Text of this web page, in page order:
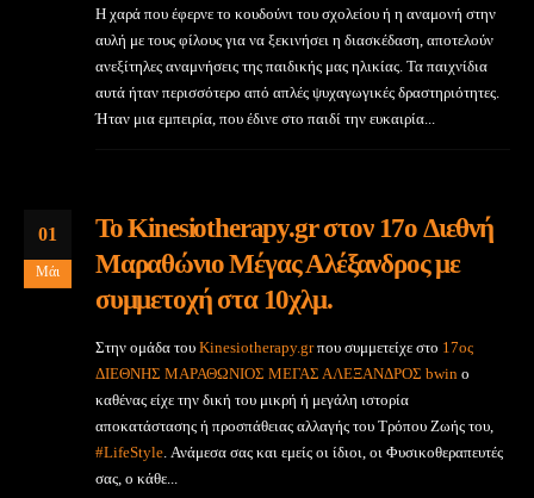
Η χαρά που έφερνε το κουδούνι του σχολείου ή η αναμονή στην
αυλή με τους φίλους για να ξεκινήσει η διασκέδαση, αποτελούν
ανεξίτηλες αναμνήσεις της παιδικής μας ηλικίας. Τα παιχνίδια
αυτά ήταν περισσότερο από απλές ψυχαγωγικές δραστηριότητες.
Ήταν μια εμπειρία, που έδινε στο παιδί την ευκαιρία...
01
Μάι
Το Kinesiotherapy.gr στον 17o Διεθνή
Μαραθώνιο Μέγας Αλέξανδρος με
συμμετοχή στα 10χλμ.
Στην ομάδα του Kinesiotherapy.grπου συμμετείχε στο 17ος
ΔΙΕΘΝΗΣ ΜΑΡΑΘΩΝΙΟΣ ΜΕΓΑΣ ΑΛΕΞΑΝΔΡΟΣ bwin ο
καθένας είχε την δική του μικρή ή μεγάλη ιστορία
αποκατάστασης ή προσπάθειας αλλαγής του Τρόπου Ζωής του,
#LifeStyle. Ανάμεσα σας και εμείς οι ίδιοι, οι Φυσικοθεραπευτές
σας, ο κάθε...